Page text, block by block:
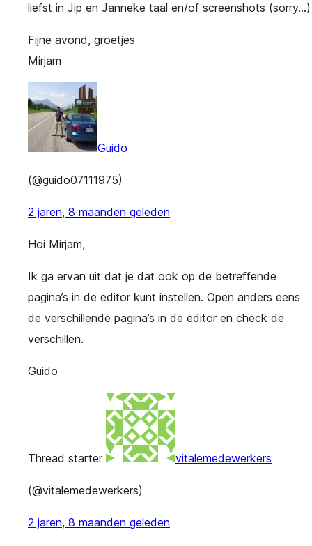
liefst in Jip en Janneke taal en/of screenshots (sorry…)
Fijne avond, groetjes
Mirjam
Guido
(@guido07111975)
2 jaren, 8 maanden geleden
Hoi Mirjam,
Ik ga ervan uit dat je dat ook op de betreffende
pagina’s in de editor kunt instellen. Open anders eens
de verschillende pagina’s in de editor en check de
verschillen.
Guido
Thread starter vitalemedewerkers
(@vitalemedewerkers)
2 jaren, 8 maanden geleden